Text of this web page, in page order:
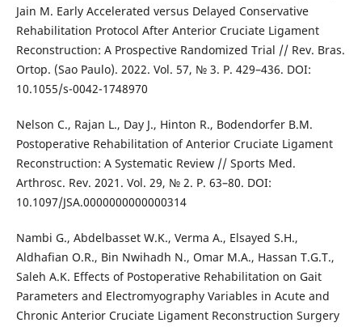
Jain M. Early Accelerated versus Delayed Conservative
Rehabilitation Protocol After Anterior Cruciate Ligament
Reconstruction: A Prospective Randomized Trial // Rev. Bras.
Ortop. (Sao Paulo). 2022. Vol. 57, № 3. Р. 429–436. DOI:
10.1055/s-0042-1748970
Nelson C., Rajan L., Day J., Hinton R., Bodendorfer B.M.
Postoperative Rehabilitation of Anterior Cruciate Ligament
Reconstruction: A Systematic Review // Sports Med.
Arthrosc. Rev. 2021. Vol. 29, № 2. Р. 63–80. DOI:
10.1097/JSA.0000000000000314
Nambi G., Abdelbasset W.K., Verma A., Elsayed S.H.,
Aldhafian O.R., Bin Nwihadh N., Omar M.A., Hassan T.G.T.,
Saleh A.K. Effects of Postoperative Rehabilitation on Gait
Parameters and Electromyography Variables in Acute and
Chronic Anterior Cruciate Ligament Reconstruction Surgery